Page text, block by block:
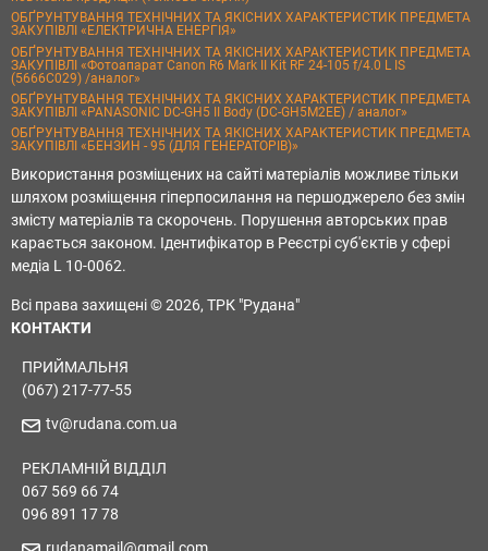
ОБҐРУНТУВАННЯ ТЕХНІЧНИХ ТА ЯКІСНИХ ХАРАКТЕРИСТИК ПРЕДМЕТА
ЗАКУПІВЛІ «ЕЛЕКТРИЧНА ЕНЕРГІЯ»
ОБҐРУНТУВАННЯ ТЕХНІЧНИХ ТА ЯКІСНИХ ХАРАКТЕРИСТИК ПРЕДМЕТА
ЗАКУПІВЛІ «Фотоапарат Canon R6 Mark II Kit RF 24-105 f/4.0 L IS
(5666C029) /аналог»
ОБҐРУНТУВАННЯ ТЕХНІЧНИХ ТА ЯКІСНИХ ХАРАКТЕРИСТИК ПРЕДМЕТА
ЗАКУПІВЛІ «PANASONIC DC-GH5 II Body (DC-GH5M2EE) / аналог»
ОБҐРУНТУВАННЯ ТЕХНІЧНИХ ТА ЯКІСНИХ ХАРАКТЕРИСТИК ПРЕДМЕТА
ЗАКУПІВЛІ «БЕНЗИН - 95 (ДЛЯ ГЕНЕРАТОРІВ)»
Використання розміщених на сайті матеріалів можливе тільки
шляхом розміщення гіперпосилання на першоджерело без змін
змісту матеріалів та скорочень. Порушення авторських прав
карається законом. Ідентифікатор в Реєстрі суб'єктів у сфері
медіа L 10-0062.
Всі права захищені © 2026, ТРК "Рудана"
КОНТАКТИ
ПРИЙМАЛЬНЯ
(067) 217-77-55
tv@rudana.com.ua
РЕКЛАМНІЙ ВІДДІЛ
067 569 66 74
096 891 17 78